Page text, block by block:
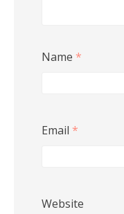
Name *
Email *
Website